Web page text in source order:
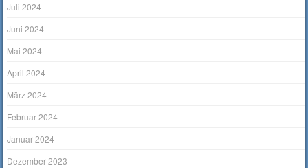
Juli 2024
Juni 2024
Mai 2024
April 2024
März 2024
Februar 2024
Januar 2024
Dezember 2023